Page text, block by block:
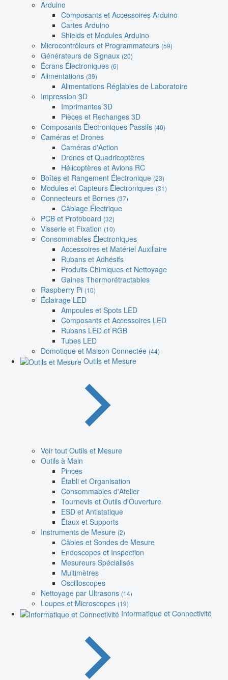
Arduino
Composants et Accessoires Arduino
Cartes Arduino
Shields et Modules Arduino
Microcontrôleurs et Programmateurs (59)
Générateurs de Signaux (20)
Écrans Électroniques (6)
Alimentations (39)
Alimentations Réglables de Laboratoire
Impression 3D
Imprimantes 3D
Pièces et Rechanges 3D
Composants Électroniques Passifs (40)
Caméras et Drones
Caméras d'Action
Drones et Quadricoptères
Hélicoptères et Avions RC
Boîtes et Rangement Électronique (23)
Modules et Capteurs Électroniques (31)
Connecteurs et Bornes (37)
Câblage Électrique
PCB et Protoboard (32)
Visserie et Fixation (10)
Consommables Électroniques
Accessoires et Matériel Auxiliaire
Rubans et Adhésifs
Produits Chimiques et Nettoyage
Gaines Thermorétractables
Raspberry Pi (10)
Éclairage LED
Ampoules et Spots LED
Composants et Accessoires LED
Rubans LED et RGB
Tubes LED
Domotique et Maison Connectée (44)
Outils et Mesure
Voir tout Outils et Mesure
Outils à Main
Pinces
Établi et Organisation
Consommables d'Atelier
Tournevis et Outils d'Ouverture
ESD et Antistatique
Étaux et Supports
Instruments de Mesure (2)
Câbles et Sondes de Mesure
Endoscopes et Inspection
Mesureurs Spécialisés
Multimètres
Oscilloscopes
Nettoyage par Ultrasons (14)
Loupes et Microscopes (19)
Informatique et Connectivité